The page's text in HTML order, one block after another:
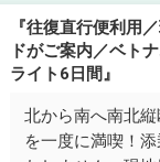
『往復直行便利用
ドがご案内／ベト
ライト6日間』
北から南へ南北
を一度に満喫！